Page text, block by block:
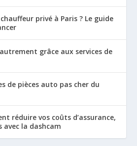
privé à Paris ? Le guide
grâce aux services de
de pièces auto pas cher du
réduire vos coûts d’assurance,
la dashcam